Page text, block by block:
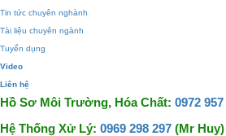
Tin tức chuyên nghành
Tài liệu chuyên ngành
Tuyển dụng
Video
Liên hệ
Hồ Sơ Môi Trường, Hóa Chất: 0972
Hệ Thống Xử Lý: 0969 298 297 (Mr Huy)